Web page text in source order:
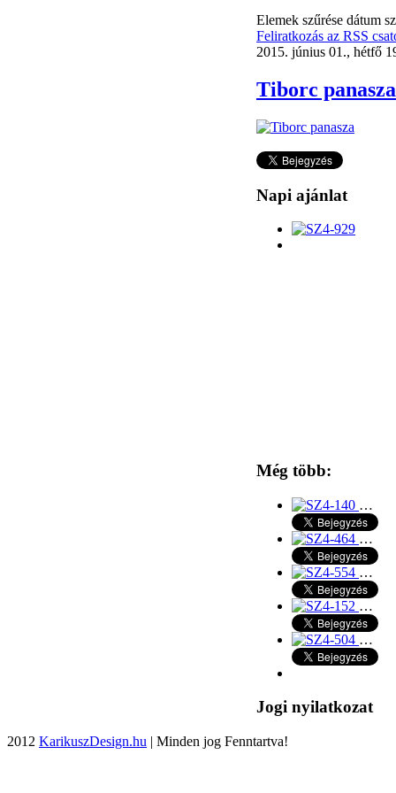
Elemek szűrése dátum
Feliratkozás az RSS
2015. június 01., hétfő
Tiborc panasza
Napi ajánlat
Még több:
…
…
…
…
…
Jogi nyilatkozat
2012 KarikuszDesign.hu | Minden jog Fenntartva!